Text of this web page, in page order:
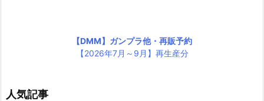
【DMM】ガンプラ他・再販予約
【2026年7月～9月】再生産分
人気記事